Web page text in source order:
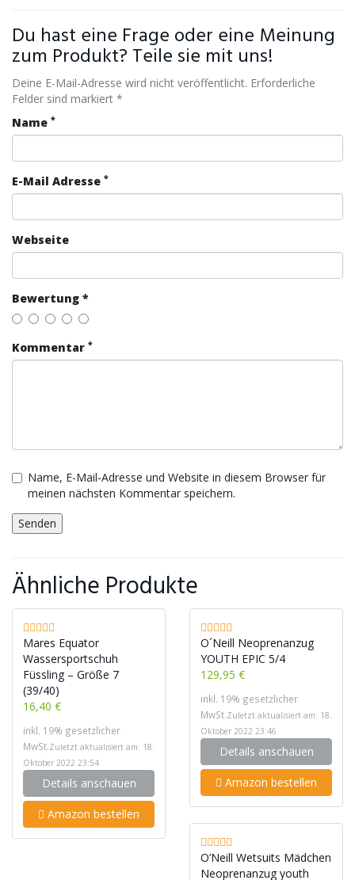
Du hast eine Frage oder eine Meinung
zum Produkt? Teile sie mit uns!
Deine E-Mail-Adresse wird nicht veröffentlicht. Erforderliche
Felder sind markiert *
Name *
E-Mail Adresse *
Webseite
Bewertung *
Kommentar *
Name, E-Mail-Adresse und Website in diesem Browser für
meinen nächsten Kommentar speichern.
Ähnliche Produkte
Mares Equator
Wassersportschuh
Füssling – Größe 7
(39/40)
16,40 €
inkl. 19% gesetzlicher
MwSt.Zuletzt aktualisiert am: 18.
Oktober 2022 23:54
Details anschauen
Amazon bestellen
O´Neill Neoprenanzug
YOUTH EPIC 5/4
129,95 €
inkl. 19% gesetzlicher
MwSt.Zuletzt aktualisiert am: 18.
Oktober 2022 23:46
Details anschauen
Amazon bestellen
O’Neill Wetsuits Mädchen
Neoprenanzug youth